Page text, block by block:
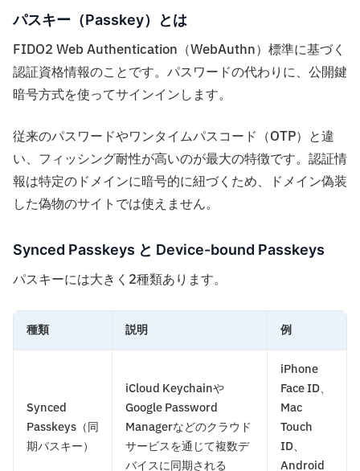
パスキー（Passkey）とは
FIDO2 Web Authentication（WebAuthn）標準に基づく
認証資格情報のことです。パスワードの代わりに、公開鍵
暗号方式を使ってサインインします。
従来のパスワードやワンタイムパスコード（OTP）と違
い、フィッシング耐性が高いのが最大の特徴です。認証情
報は特定のドメインに暗号的に紐づくため、ドメイン偽装
した偽物のサイトでは使えません。
Synced Passkeys と Device-bound Passkeys
パスキーには大きく2種類あります。
種類 説明 例
Synced
Passkeys（同
期パスキー）
iCloud Keychainや
Google Password
Managerなどのクラウド
サービスを通じて複数デ
バイスに同期される
iPhone
Face ID、
Mac
Touch
ID、
Android